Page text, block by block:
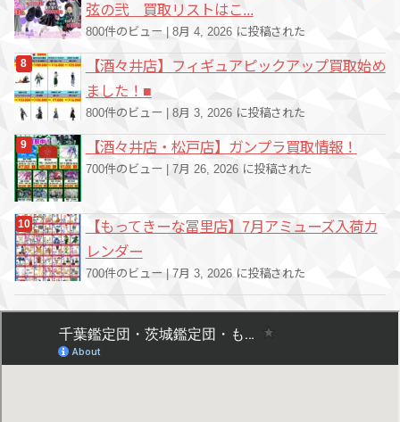
弦の弐 買取リストはこ...
800件のビュー | 8月 4, 2026 に投稿された
【酒々井店】フィギュアピックアップ買取始め
ました！■
800件のビュー 8月 3, 2026 に投稿された
【酒々井店・松戸店】ガンプラ買取情報！
700件のビュー 7月 26, 2026 に投稿された
【もってきーな冨里店】7月アミューズ入荷カ
レンダー
700件のビュー 7月 3, 2026 に投稿された